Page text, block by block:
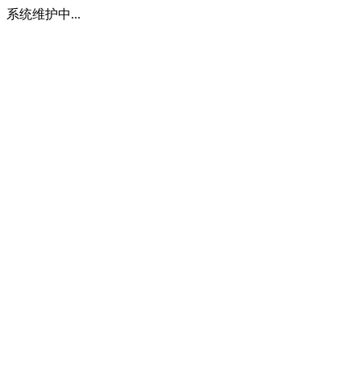
系统维护中...